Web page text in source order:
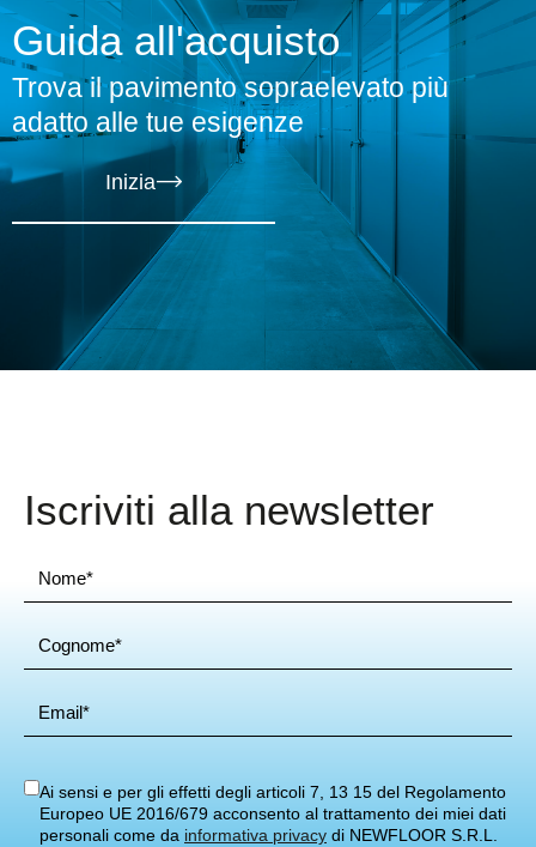
Guida all'acquisto
Trova il pavimento sopraelevato più
adatto alle tue esigenze
Inizia
Iscriviti alla newsletter
Ai sensi e per gli effetti degli articoli 7, 13 15 del Regolamento
Europeo UE 2016/679 acconsento al trattamento dei miei dati
personali come da informativa privacy di NEWFLOOR S.R.L.